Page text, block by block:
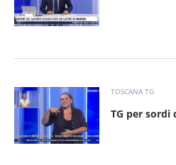
TOSCANA TG
TG per sordi